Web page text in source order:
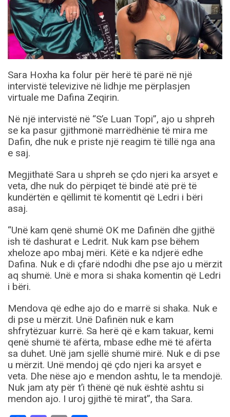
Sara Hoxha ka folur për herë të parë në një
intervistë televizive në lidhje me përplasjen
virtuale me Dafina Zeqirin.
Në një intervistë në “S’e Luan Topi”, ajo u shpreh
se ka pasur gjithmonë marrëdhënie të mira me
Dafin, dhe nuk e priste një reagim të tillë nga ana
e saj.
Megjithatë Sara u shpreh se çdo njeri ka arsyet e
veta, dhe nuk do përpiqet të bindë atë prë të
kundërtën e qëllimit të komentit që Ledri i bëri
asaj.
“Unë kam qenë shumë OK me Dafinën dhe gjithë
ish të dashurat e Ledrit. Nuk kam pse bëhem
xheloze apo mbaj mëri. Këtë e ka ndjerë edhe
Dafina. Nuk e di çfarë ndodhi dhe pse ajo u mërzit
aq shumë. Unë e mora si shaka komentin që Ledri
i bëri.
Mendova që edhe ajo do e marrë si shaka. Nuk e
di pse u mërzit. Unë Dafinën nuk e kam
shfrytëzuar kurrë. Sa herë që e kam takuar, kemi
qenë shumë të afërta, mbase edhe më të afërta
sa duhet. Unë jam sjellë shumë mirë. Nuk e di pse
u mërzit. Unë mendoj që çdo njeri ka arsyet e
veta. Dhe nëse ajo e mendon ashtu, le ta mendojë.
Nuk jam aty për t’i thënë që nuk është ashtu si
mendon ajo. I uroj gjithë të mirat”, tha Sara.